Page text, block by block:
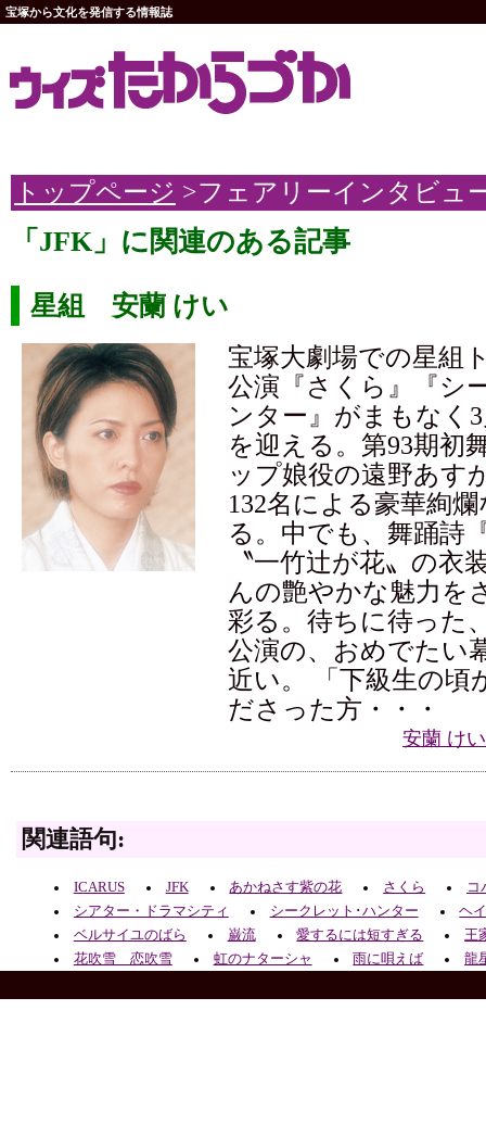
宝塚から文化を発信する情報誌
トップページ >フェアリーインタビュ
「JFK」に関連のある記事
星組 安蘭 けい
宝塚大劇場での星組
公演『さくら』『シ
ンター』がまもなく
を迎える。第93期初
ップ娘役の遠野あす
132名による豪華絢
る。中でも、舞踊詩
〝一竹辻が花〟の衣
んの艶やかな魅力を
彩る。待ちに待った
公演の、おめでたい
近い。 「下級生の頃
ださった方・・・
安蘭 け
関連語句:
ICARUS JFK あかねさす紫の花 さくら
コ
シアター・ドラマシティ
シークレット･ハンター
ヘ
ベルサイユのばら
巌流 愛するには短すぎる
王
花吹雪 恋吹雪
虹のナターシャ 雨に唄えば 龍